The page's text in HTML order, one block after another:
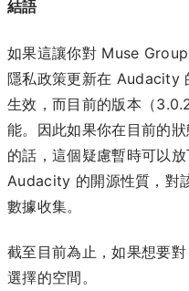
結語
如果這讓你對 Muse
隱私政策更新在 Audacity
生效，而目前的版本（
能。因此如果你在目前的
的話，這個疑慮暫時可以
Audacity 的開源性質，對
數據收集。
截至目前為止，如果想要
選擇的空間。